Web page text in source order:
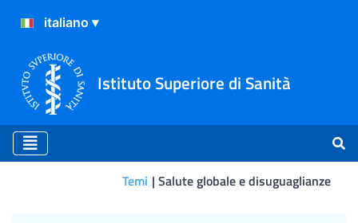
Istituto Superiore di Sanità
Temi Salute globale e disuguaglianze